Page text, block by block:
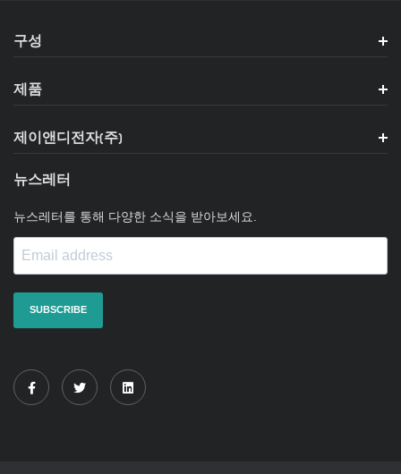
구성
제품
제이앤디전자(주)
뉴스레터
뉴스레터를 통해 다양한 소식을 받아보세요.
SUBSCRIBE